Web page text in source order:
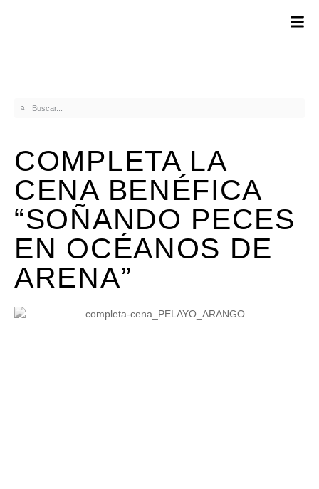
COMPLETA LA
CENA BENÉFICA
“SOÑANDO PECES
EN OCÉANOS DE
ARENA”